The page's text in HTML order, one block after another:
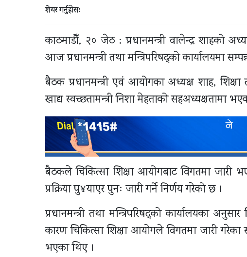
शेयर गर्नुहोस:
काठमाडौँ, २० जेठ : प्रधानमन्त्री वालेन्द्र शाहको
आज प्रधानमन्त्री तथा मन्त्रिपरिषद्को कार्यालयमा
बैठक प्रधानमन्त्री एवं आयोगका अध्यक्ष शाह,
खाद्य स्वच्छतामन्त्री निशा मेहताको सहअध्यक्षतामा
बैठकले चिकित्सा शिक्षा आयोगबाट विगतमा जारी
प्रक्रिया पु¥याएर पुनः जारी गर्ने निर्णय गरेको छ ।
प्रधानमन्त्री तथा मन्त्रिपरिषद्को कार्यालयका
कारण चिकित्सा शिक्षा आयोगले विगतमा जारी गरेका
भएका थिए ।